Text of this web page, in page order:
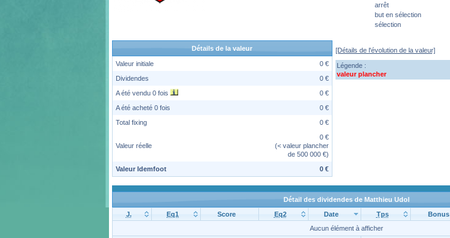
arrêt
but en sélection
sélection
Détails de la valeur
Valeur initiale
0 €
Dividendes
0 €
A été vendu 0 fois
0 €
A été acheté 0 fois
0 €
Total fixing
0 €
Valeur réelle
0 €
(< valeur plancher
de 500 000 €)
Valeur Idemfoot
0 €
[Détails de l'évolution de la valeur]
Légende :
valeur plancher
Détail des dividendes de Matthieu Udol
J.
Eq1 Score Eq2 Date Tps Bonus
Aucun élément à afficher